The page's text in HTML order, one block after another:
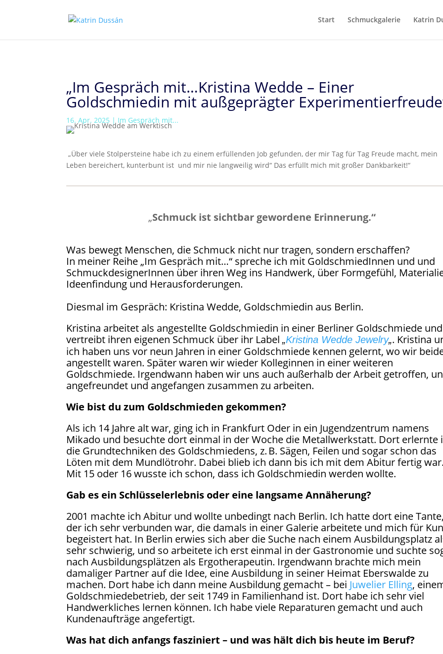
Start Schmuckgalerie Katrin
„Im Gespräch mit…Kristina Wedde – Einer
Goldschmiedin mit außgeprägter
16. Apr. 2025 | Im Gespräch mit...
„Über viele Stolpersteine habe ich zu einem erfüllenden Job gefunden, der mir Tag für Tag Freude macht, mein
Leben bereichert, kunterbunt ist und mir nie langweilig wird“ Das erfüllt mich mit großer Dankbarkeit!“
„Schmuck ist sichtbar gewordene Erinnerung.“
Was bewegt Menschen, die Schmuck nicht nur tragen, sondern erschaffen?
In meiner Reihe „Im Gespräch mit…“ spreche ich mit GoldschmiedInnen und und
SchmuckdesignerInnen über ihren Weg ins Handwerk, über Formgefühl,
Ideenfindung und Herausforderungen.
Diesmal im Gespräch: Kristina Wedde, Goldschmiedin aus Berlin.
Kristina arbeitet als angestellte Goldschmiedin in einer Berliner Goldschmiede und
vertreibt ihren eigenen Schmuck über ihr Label„Kristina Wedde Jewelry„. Kristina
ich haben uns vor neun Jahren in einer Goldschmiede kennen gelernt, wo wir
angestellt waren. Später waren wir wieder Kolleginnen in einer weiteren
Goldschmiede. Irgendwann haben wir uns auch außerhalb der Arbeit getroffen,
angefreundet und angefangen zusammen zu arbeiten.
Wie bist du zum Goldschmieden gekommen?
Als ich 14 Jahre alt war, ging ich in Frankfurt Oder in ein Jugendzentrum namens
Mikado und besuchte dort einmal in der Woche die Metallwerkstatt. Dort erlernte
die Grundtechniken des Goldschmiedens, z. B. Sägen, Feilen und sogar schon das
Löten mit dem Mundlötrohr. Dabei blieb ich dann bis ich mit dem Abitur fertig war.
Mit 15 oder 16 wusste ich schon, dass ich Goldschmiedin werden wollte.
Gab es ein Schlüsselerlebnis oder eine langsame Annäherung?
2001 machte ich Abitur und wollte unbedingt nach Berlin. Ich hatte dort eine Tante,
der ich sehr verbunden war, die damals in einer Galerie arbeitete und mich für
begeistert hat. In Berlin erwies sich aber die Suche nach einem Ausbildungsplatz
sehr schwierig, und so arbeitete ich erst einmal in der Gastronomie und suchte
nach Ausbildungsplätzen als Ergotherapeutin. Irgendwann brachte mich mein
damaliger Partner auf die Idee, eine Ausbildung in seiner Heimat Eberswalde zu
machen. Dort habe ich dann meine Ausbildung gemacht – bei Juwelier Elling,
Goldschmiedebetrieb, der seit 1749 in Familienhand ist. Dort habe ich sehr viel
Handwerkliches lernen können. Ich habe viele Reparaturen gemacht und auch
Kundenaufträge angefertigt.
Was hat dich anfangs fasziniert – und was hält dich bis heute im Beruf?